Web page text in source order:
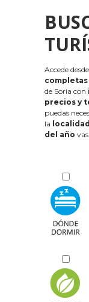
Accede
completas
de Soria con
precios y
puedas
la localidad
del año